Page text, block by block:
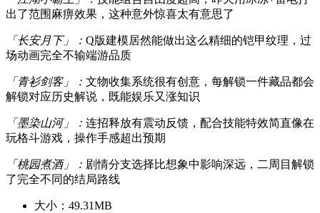
出了范围麻痹效果，这种意外惊喜太有意思了
「长安月下」： Q版建模居然能做出这么精细的铠甲纹理，过
场动画完全不输端游品质
「青衫剑客」： 文物收集系统很有创意，每解锁一件藏品都会
解锁对应历史解说，既能娱乐又涨知识
「墨染山河」： 连招释放有震动反馈，配合技能特效简直像在
玩格斗游戏，操作手感超出预期
「桃园煮酒」： 剧情分支选择比想象中影响深远，二周目解锁
了完全不同的结局路线
大小： 49.31MB